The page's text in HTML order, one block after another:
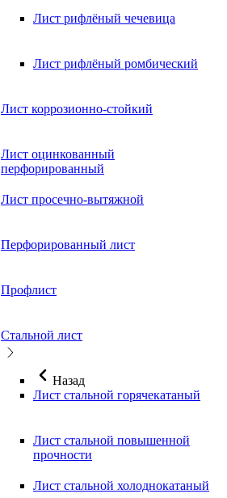
Лист рифлёный чечевица
Лист рифлёный ромбический
Лист коррозионно-стойкий
Лист оцинкованный
перфорированный
Лист просечно-вытяжной
Перфорированный лист
Профлист
Стальной лист
Назад
Лист стальной горячекатаный
Лист стальной повышенной
прочности
Лист стальной холоднокатаный